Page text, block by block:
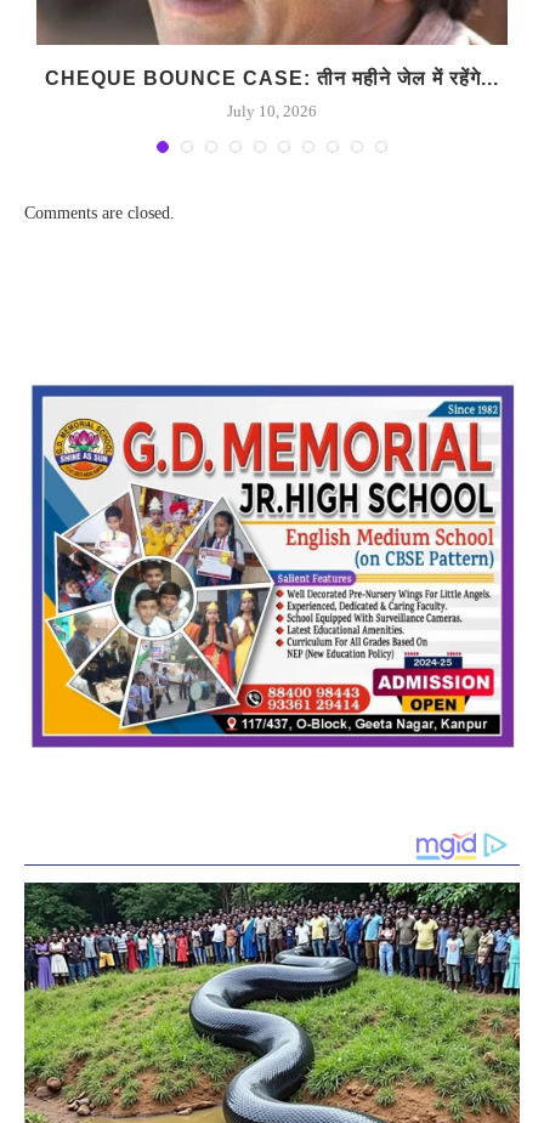
CHEQUE BOUNCE CASE: तीन महीने जेल में रहेंगे...
July 10, 2026
Comments are closed.